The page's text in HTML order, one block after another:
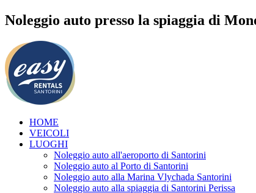
Noleggio auto presso la spiaggia di
HOME
VEICOLI
LUOGHI
Noleggio auto all'aeroporto di Santorini
Noleggio auto al Porto di Santorini
Noleggio auto alla Marina Vlychada Santorini
Noleggio auto alla spiaggia di Santorini Perissa